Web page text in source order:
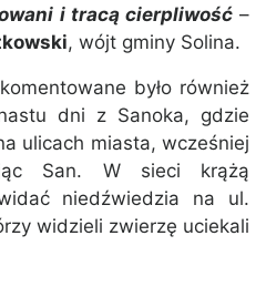
i tracą cierpliwość–
, wójt gminy Solina.
było również
dni z Sanoka, gdzie
ulicach miasta, wcześniej
San. W sieci krążą
niedźwiedzia na ul.
widzieli zwierzę uciekali